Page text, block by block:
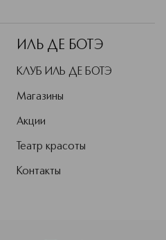
ИЛЬ ДЕ БОТЭ
КЛУБ ИЛЬ ДЕ БОТЭ
Магазины
Акции
Театр красоты
Контакты